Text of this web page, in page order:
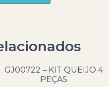
GJ00722 – KIT QUEIJO 4
PEÇAS